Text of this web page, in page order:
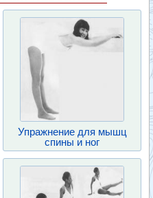
Упражнение для мышц
спины и ног